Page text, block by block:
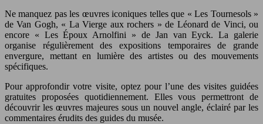
Ne manquez pas les œuvres iconiques telles que « Les Tournesols »
de Van Gogh, « La Vierge aux rochers » de Léonard de Vinci, ou
encore « Les Époux Arnolfini » de Jan van Eyck. La galerie
organise régulièrement des expositions temporaires de grande
envergure, mettant en lumière des artistes ou des mouvements
spécifiques.
Pour approfondir votre visite, optez pour l’une des visites guidées
gratuites proposées quotidiennement. Elles vous permettront de
découvrir les œuvres majeures sous un nouvel angle, éclairé par les
commentaires érudits des guides du musée.